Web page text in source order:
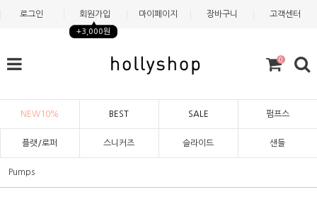
로그인 회원가입
+3,000원
마이페이지 장바구니 고객센터
0
NEW10% BEST SALE 펌프스
플랫/로퍼 스니커즈 슬라이드 샌들
Pumps